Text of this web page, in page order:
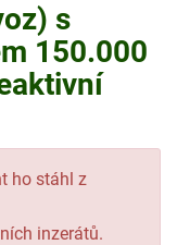
s
150.000
ho stáhl z
inzerátů.